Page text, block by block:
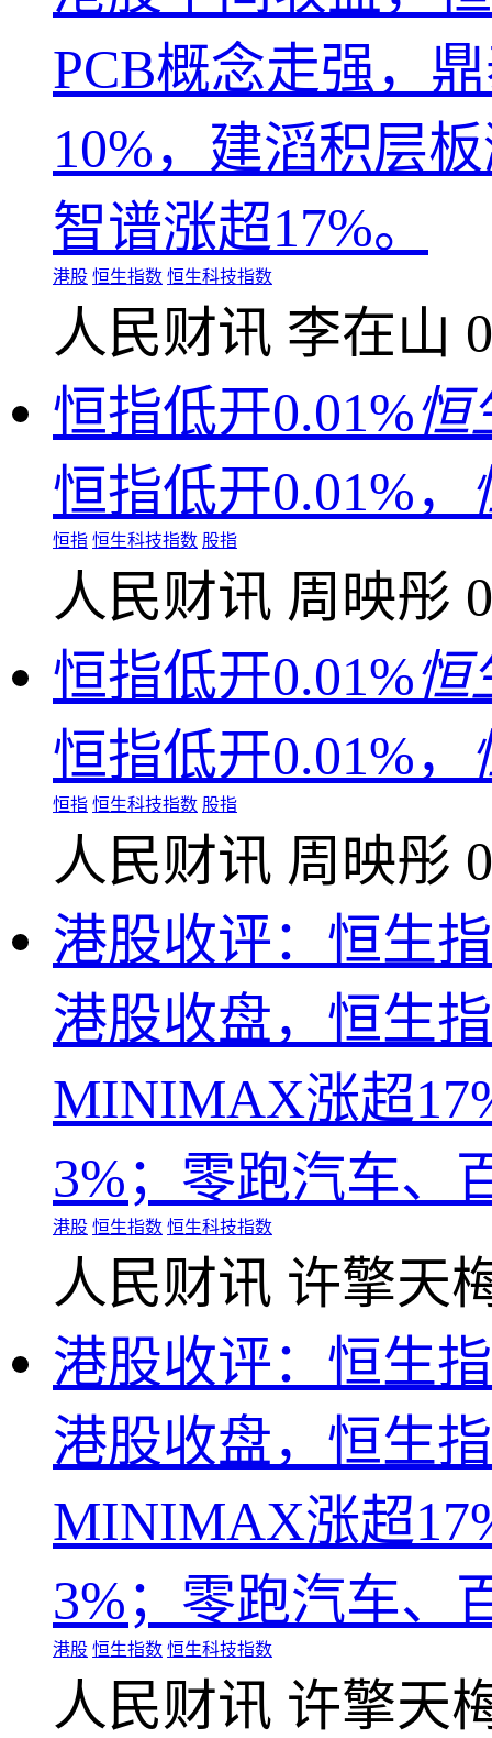
PCB概念走强，
10%，建滔积层
智谱涨超17%。
港股 恒生指数 恒生科技指数
人民财讯 李在山
恒指低开0.01%恒
恒指低开0.01%，
恒指 恒生科技指数 股指
人民财讯 周映彤
恒指低开0.01%恒
恒指低开0.01%，
恒指 恒生科技指数 股指
人民财讯 周映彤
港股收评：恒生
港股收盘，恒生
MINIMAX涨超
3%；零跑汽车、
港股 恒生指数 恒生科技指数
人民财讯 许擎天
港股收评：恒生
港股收盘，恒生
MINIMAX涨超
3%；零跑汽车、
港股 恒生指数 恒生科技指数
人民财讯 许擎天